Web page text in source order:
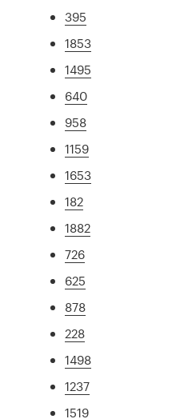
395
1853
1495
640
958
1159
1653
182
1882
726
625
878
228
1498
1237
1519